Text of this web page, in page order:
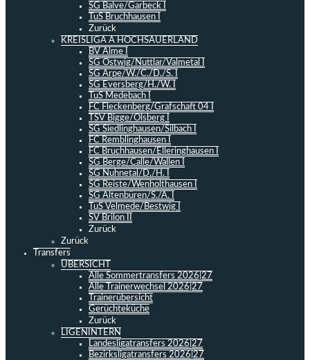
SG Balve/Garbeck I
TuS Bruchhausen I
Zurück
KREISLIGA A HOCHSAUERLAND
BV Alme I
SG Ostwig/Nuttlar/Valmetal I
SG Arpe/W./C./D./S. I
SG Eversberg/H./W. I
TuS Medebach I
FC Fleckenberg/Grafschaft 04 I
TSV Bigge/Olsberg I
SG Siedlinghausen/Silbach I
FC Remblinghausen I
FC Bruchhausen/Elleringhausen I
SG Berge/Calle/Wallen I
SG Nuhnetal/D./H. I
SG Reiste/Wenholthausen I
SG Altenbüren/S./A. I
TuS Velmede/Bestwig I
SV Brilon II
Zurück
Zurück
Transfers
ÜBERSICHT
Alle Sommertransfers 2026|27
Alle Trainerwechsel 2026|27
Trainerübersicht
Gerüchteküche
Zurück
LIGENINTERN
Landesligatransfers 2026|27
Bezirksligatransfers 2026|27